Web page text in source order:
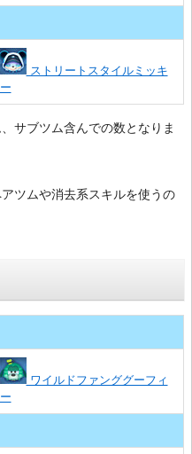
ストリートスタイルミッキ
ー
サブツム含んでの数となりま
ツムや消去系スキルを使うの
ワイルドファンググーフィ
ー